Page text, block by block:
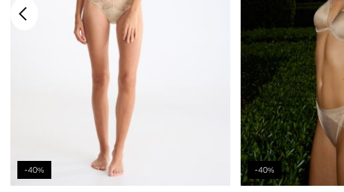
-40% -40%